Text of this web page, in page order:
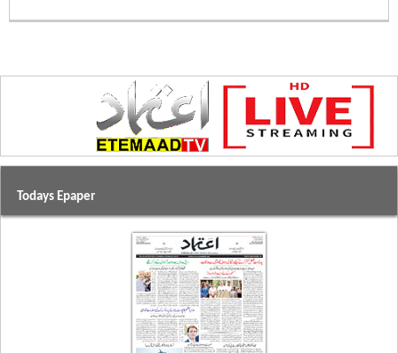
Todays Epaper